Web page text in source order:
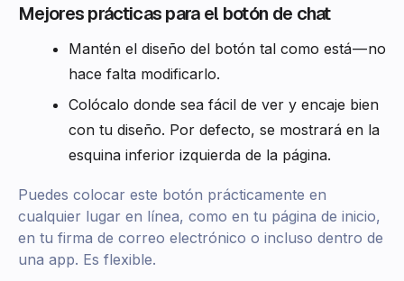
Mejores prácticas para el botón de chat
Mantén el diseño del botón tal como está — no
hace falta modificarlo.
Colócalo donde sea fácil de ver y encaje bien
con tu diseño. Por defecto, se mostrará en la
esquina inferior izquierda de la página.
Puedes colocar este botón prácticamente en
cualquier lugar en línea, como en tu página de inicio,
en tu firma de correo electrónico o incluso dentro de
una app. Es flexible.